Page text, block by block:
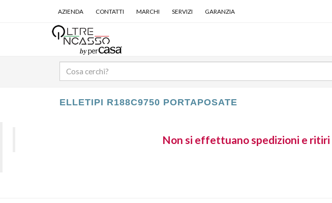
AZIENDA CONTATTI MARCHI SERVIZI GARANZIA
ELLETIPI R188C9750 PORTAPOSATE
Non si effettuano spedizioni e ritiri